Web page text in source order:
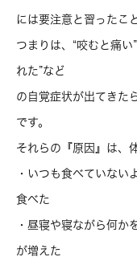
には要注意と習ったこ
つまりは、“咬むと痛い
れた”など
の自覚症状が出てきた
です。
それらの『原因』は、
・いつも食べていない
食べた
・昼寝や寝ながら何か
が増えた